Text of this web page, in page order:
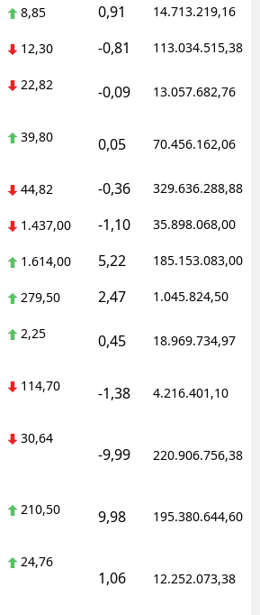
8,85 0,91 14.713.219,16
12,30 -0,81 113.034.515,38
22,82 -0,09 13.057.682,76
39,80 0,05 70.456.162,06
44,82 -0,36 329.636.288,88
1.437,00 -1,10 35.898.068,00
1.614,00 5,22 185.153.083,00
279,50 2,47 1.045.824,50
2,25 0,45 18.969.734,97
114,70 -1,38 4.216.401,10
30,64
-9,99 220.906.756,38
210,50 9,98 195.380.644,60
24,76
1,06 12.252.073,38